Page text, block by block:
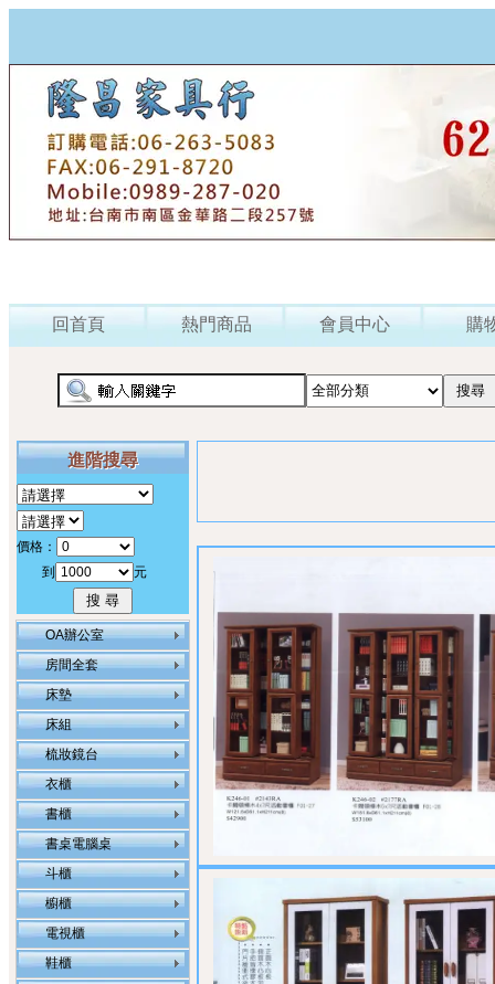
回首頁 熱門商品 會員中心 購
進階搜尋
價格：
到
元
OA辦公室
房間全套
床墊
床組
梳妝鏡台
衣櫃
書櫃
書桌電腦桌
斗櫃
櫥櫃
電視櫃
鞋櫃